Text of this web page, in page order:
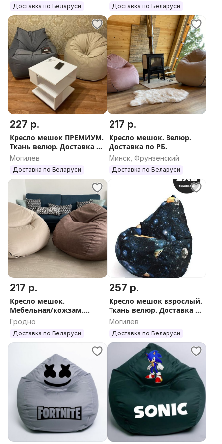
наполнитель (шарики пенопласта). Цены уточняйте.
- Мы стараемся, чтобы Вам было комфортно!
Звоните по любым вопросам!
Доставка по Беларуси Доставка по Беларуси
227 р.
Кресло мешок ПРЕМИУМ.
Ткань велюр. Доставка по
РБ
Могилев
Доставка по Беларуси
217 р.
Кресло мешок. Велюр.
Доставка по РБ.
Минск, Фрунзенский
Доставка по Беларуси
217 р.
Кресло мешок.
Мебельная/кожзам.
Доставка по РБ.
Гродно
Доставка по Беларуси
257 р.
Кресло мешок взрослый.
Ткань велюр. Доставка по
РБ
Могилев
Доставка по Беларуси